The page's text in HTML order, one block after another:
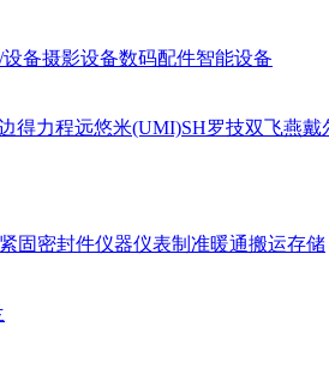
备摄影设备数码配件智能设备
得力程远悠米(UMI)SH罗技双飞燕戴
紧固密封件仪器仪表制准暖通搬运存储